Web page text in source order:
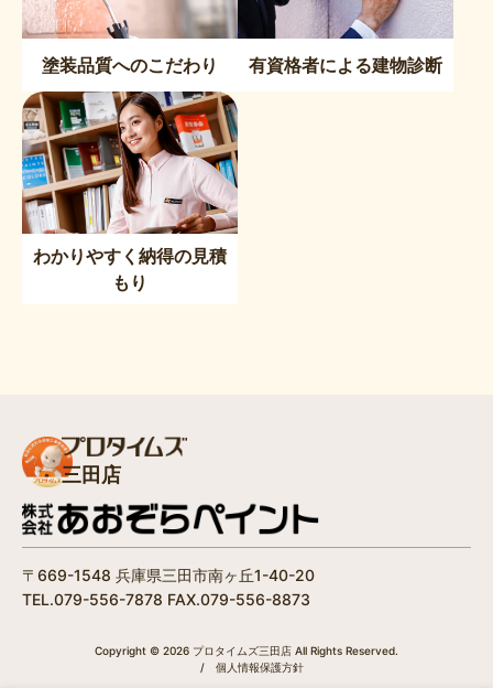
塗装品質へのこだわり 有資格者による建物診断
わかりやすく納得の見積
もり
三田店
〒669-1548 兵庫県三田市南ヶ丘1-40-20
TEL.079-556-7878 FAX.079-556-8873
Copyright © 2026 プロタイムズ三田店 All Rights Reserved.
/
個人情報保護方針